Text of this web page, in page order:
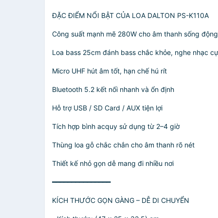
ĐẶC ĐIỂM NỔI BẬT CỦA LOA DALTON PS-K110A
Công suất mạnh mẽ 280W cho âm thanh sống động
Loa bass 25cm đánh bass chắc khỏe, nghe nhạc
Micro UHF hút âm tốt, hạn chế hú rít
Bluetooth 5.2 kết nối nhanh và ổn định
Hỗ trợ USB / SD Card / AUX tiện lợi
Tích hợp bình acquy sử dụng từ 2–4 giờ
Thùng loa gỗ chắc chắn cho âm thanh rõ nét
Thiết kế nhỏ gọn dễ mang đi nhiều nơi
━━━━━━━━━━━━━━━
KÍCH THƯỚC GỌN GÀNG – DỄ DI CHUYỂN